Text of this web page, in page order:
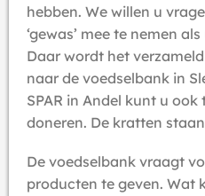
hebben. We willen u
‘gewas’ mee te nemen
Daar wordt het
naar de voedselbank in
SPAR in Andel kunt u
doneren. De kratten
De voedselbank vraagt
producten te geven. Wat